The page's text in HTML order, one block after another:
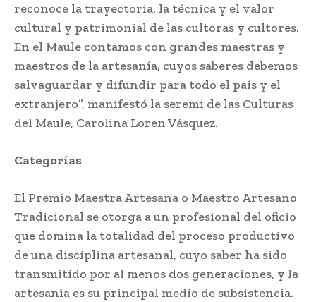
reconoce la trayectoria, la técnica y el valor
cultural y patrimonial de las cultoras y cultores.
En el Maule contamos con grandes maestras y
maestros de la artesanía, cuyos saberes debemos
salvaguardar y difundir para todo el país y el
extranjero”, manifestó la seremi de las Culturas
del Maule, Carolina Loren Vásquez.
Categorías
El Premio Maestra Artesana o Maestro Artesano
Tradicional se otorga a un profesional del oficio
que domina la totalidad del proceso productivo
de una disciplina artesanal, cuyo saber ha sido
transmitido por al menos dos generaciones, y la
artesanía es su principal medio de subsistencia.